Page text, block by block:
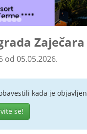
Zaječara
od 05.05.2026.
kada je
se!